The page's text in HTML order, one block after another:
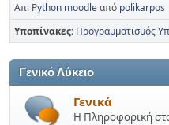
Απ: Python moodleαπό polikarpos
Υποπίνακες Προγραμματισμός
Γενικό Λύκειο
Γενικά
Η Πληροφορική